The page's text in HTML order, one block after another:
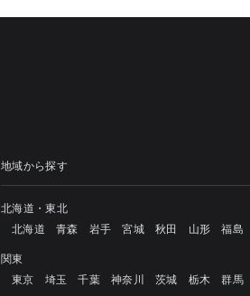
地域から探す
北海道・東北
北海道
青森 岩手 宮城 秋田 山形 福島
関東
東京
埼玉 千葉 神奈川 茨城 栃木 群馬